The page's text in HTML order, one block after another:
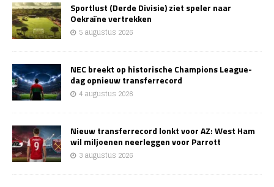
Sportlust (Derde Divisie) ziet speler naar
Oekraïne vertrekken
5 augustus 2026
NEC breekt op historische Champions League-
dag opnieuw transferrecord
4 augustus 2026
Nieuw transferrecord lonkt voor AZ: West Ham
wil miljoenen neerleggen voor Parrott
3 augustus 2026